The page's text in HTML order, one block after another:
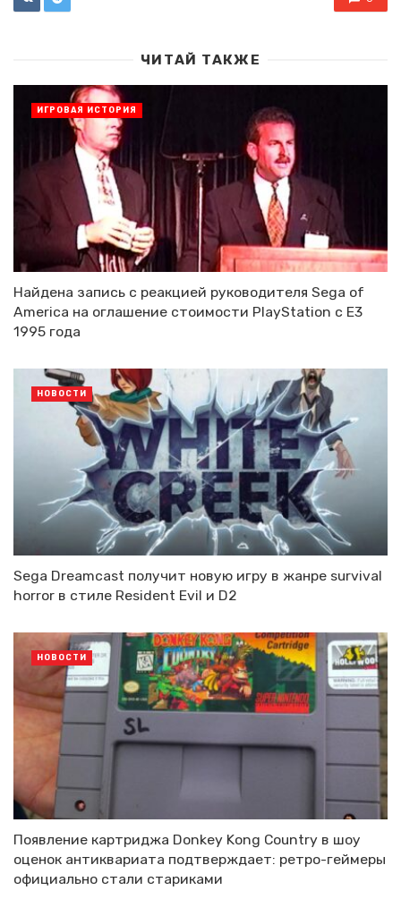
ЧИТАЙ ТАКЖЕ
Найдена запись с реакцией руководителя Sega of
America на оглашение стоимости PlayStation с E3
1995 года
ИГРОВАЯ ИСТОРИЯ
Sega Dreamcast получит новую игру в жанре survival
horror в стиле Resident Evil и D2
НОВОСТИ
Появление картриджа Donkey Kong Country в шоу
оценок антиквариата подтверждает: ретро-геймеры
официально стали стариками
НОВОСТИ